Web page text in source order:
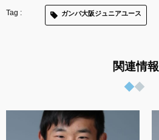
ガンバ大阪ジュニアユース
関連情報